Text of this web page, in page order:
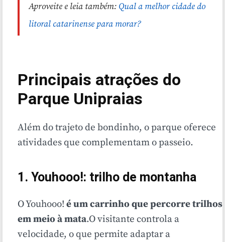
Aproveite e leia também: Qual a melhor cidade do
litoral catarinense para morar?
Principais atrações do
Parque Unipraias
Além do trajeto de bondinho, o parque oferece
atividades que complementam o passeio.
1. Youhooo!: trilho de montanha
O Youhooo! é um carrinho que percorre trilhos
em meio à mata.O visitante controla a
velocidade, o que permite adaptar a